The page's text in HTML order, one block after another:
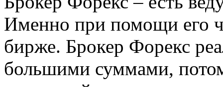
Именно при помощи его
бирже. Брокер Форекс
большими суммами,